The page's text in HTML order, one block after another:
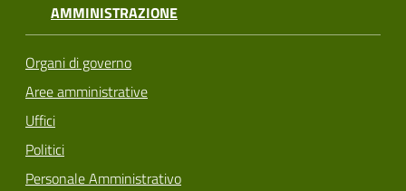
AMMINISTRAZIONE
Organi di governo
Aree amministrative
Uffici
Politici
Personale Amministrativo